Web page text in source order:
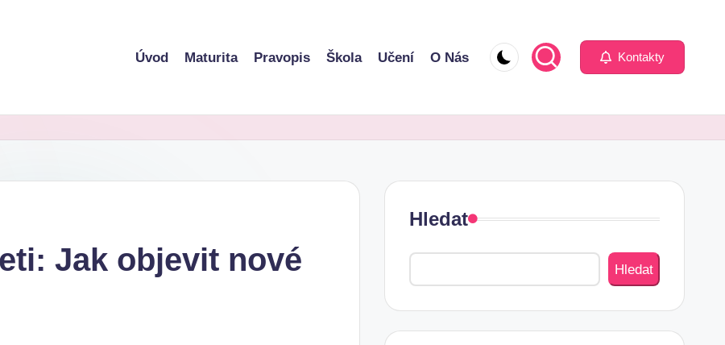
Úvod Maturita Pravopis Škola Učení O Nás Kontakty
Jak objevit nové
Hledat
Hledat